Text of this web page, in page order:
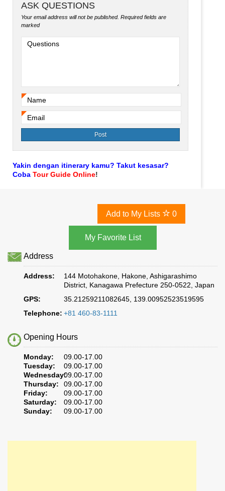
ASK QUESTIONS
Your email address will not be published. Required fields are
marked
Questions
Name
Email
Yakin dengan itinerary kamu? Takut kesasar?
Coba Tour Guide Online!
Add to My Lists 0
Address
Address:
144 Motohakone, Hakone, Ashigarashimo
District, Kanagawa Prefecture 250-0522, Japan
GPS:
35.21259211082645, 139.00952523519595
Telephone: +81 460-83-1111
Opening Hours
Monday:
09.00-17.00
Tuesday:
09.00-17.00
Wednesday:09.00-17.00
Thursday:
09.00-17.00
Friday:
09.00-17.00
Saturday:
09.00-17.00
Sunday:
09.00-17.00